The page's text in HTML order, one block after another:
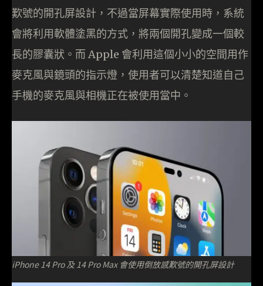
歎號的開孔屏設計，不過當屏幕實際使用時，系統
會將利用軟體塗黑的方式，將兩個開孔變成一個較
長的膠囊狀。而 Apple 會利用這個小小的空間用作
麥克風與鏡頭的指示燈，使用者可以清楚知道自己
手機的麥克風與相機正在被使用當中。
iPhone 14 Pro 及 14 Pro Max 會使用倒放感歎號的開孔屏設計